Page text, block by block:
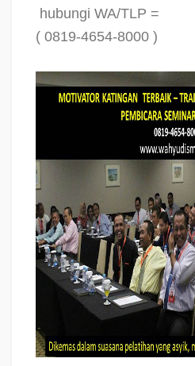
hubungi WA/TLP =
( 0819-4654-8000 )